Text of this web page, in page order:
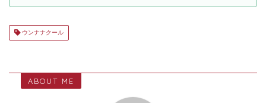
ウンナナクール
ABOUT ME